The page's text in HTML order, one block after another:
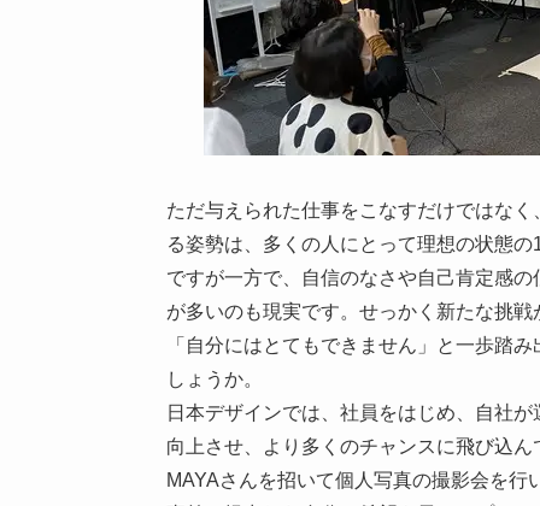
ただ与えられた仕事をこなすだけではな
る姿勢は、多くの人にとって理想の状態
ですが一方で、自信のなさや自己肯定感
が多いのも現実です。せっかく新たな挑
「自分にはとてもできません」と一歩踏
しょうか。
日本デザインでは、社員をはじめ、自社
向上させ、より多くのチャンスに飛び込
MAYAさんを招いて個人写真の撮影会を行